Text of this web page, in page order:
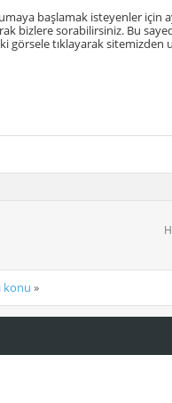
başlamak isteyenler için
bizlere sorabilirsiniz. Bu
görsele tıklayarak
konu »